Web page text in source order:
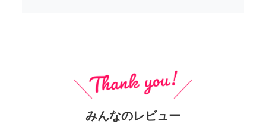
みんなのレビュー